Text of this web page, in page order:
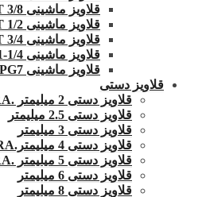
قلاویز ماشینی 3/8 NPT
قلاویز ماشینی 1/2 NPT
قلاویز ماشینی 3/4 NPT
قلاویز ماشینی 1/4-1 NPT
قلاویز ماشینی PG7
قلاویز دستی
قلاویز دستی 2 میلیمتر .FRA
قلاویز دستی 2.5 میلیمتر
قلاویز دستی 3 میلیمتر
قلاویز دستی 4 میلیمتر.FRA
قلاویز دستی 5 میلیمتر .FRA
قلاویز دستی 6 میلیمتر
قلاویز دستی 8 میلیمتر